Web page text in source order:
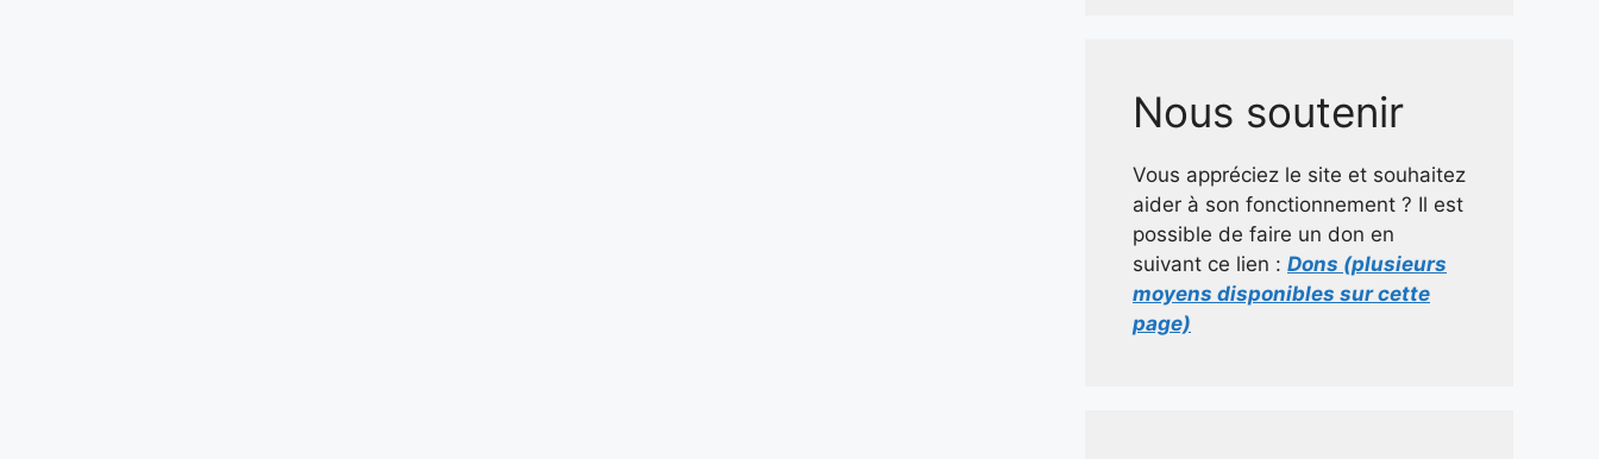
Nous soutenir
Vous appréciez le site et souhaitez
aider à son fonctionnement ? Il est
possible de faire un don en
suivant ce lien : Dons (plusieurs
moyens disponibles sur cette
page)